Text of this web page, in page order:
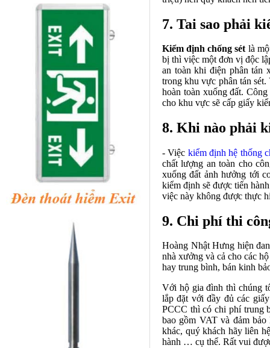
7. Tai sao phải
Kiểm định chống sétlà
bị thì việc một đơn vị độc
an toàn khi điện phân tán
trong khu vực phân tán
hoàn toàn xuống đất.
cho khu vực sẽ cấp giấy
8. Khi nào phải
- Việc kiểm định hệ thống
chất lượng an toàn cho
xuống đất ảnh hưởng tới
kiểm định sẽ được tiến
việc này không được thực
9. Chi phí thi
Hoàng Nhật Hưng hiện
nhà xưởng và cả cho các
hay trung bình, bán kinh
Với hộ gia đình thì chúng
lắp đặt với đầy đủ các
PCCC thì có chi phí trung
bao gồm VAT và đảm
khác, quý khách hãy liên
hành … cụ thể. Rất vui